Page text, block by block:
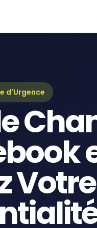
d'Urgence
Votre